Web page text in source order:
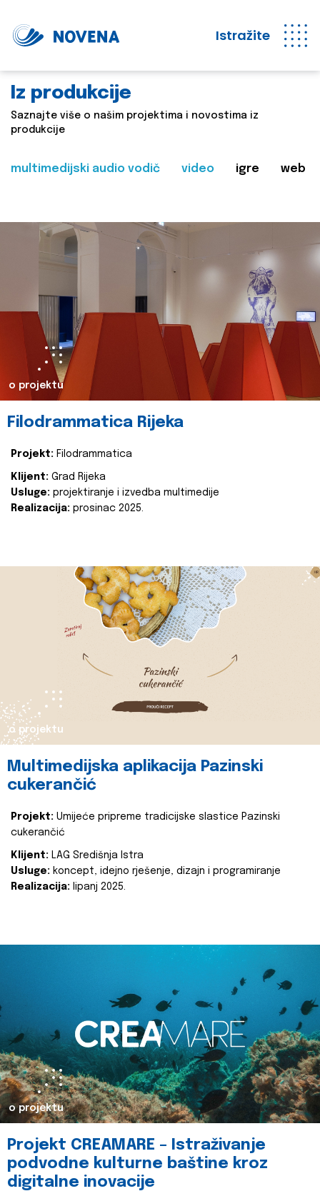
Istražite
Iz produkcije
Saznajte više o našim projektima i novostima iz
produkcije
multimedijski audio vodič video igre web
o projektu
Filodrammatica Rijeka
Projekt: Filodrammatica
Klijent: Grad Rijeka
Usluge: projektiranje i izvedba multimedije
Realizacija: prosinac 2025.
o projektu
Multimedijska aplikacija Pazinski
cukerančić
Projekt: Umijeće pripreme tradicijske slastice Pazinski
cukerančić
Klijent: LAG Središnja Istra
Usluge: koncept, idejno rješenje, dizajn i programiranje
Realizacija: lipanj 2025.
o projektu
Projekt CREAMARE – Istraživanje
podvodne kulturne baštine kroz
digitalne inovacije